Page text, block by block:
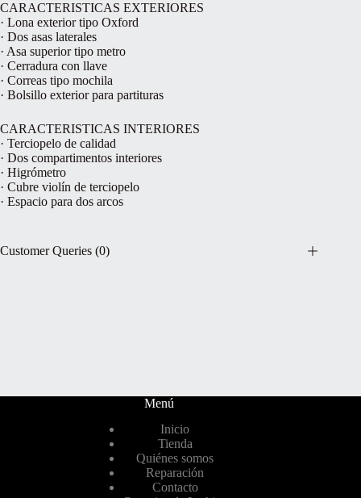
CARACTERISTICAS EXTERIORES
· Lona exterior tipo Oxford
· Dos asas laterales
· Asa superior tipo metro
· Cerradura con llave
· Correas tipo mochila
· Bolsillo exterior para partituras
CARACTERISTICAS INTERIORES
· Terciopelo de calidad
· Dos compartimentos interiores
· Higrómetro
· Cubre violín de terciopelo
· Espacio para dos arcos
Customer Queries (0)
Menú
Inicio
Tienda
Quiénes somos
Reparación
Contacto